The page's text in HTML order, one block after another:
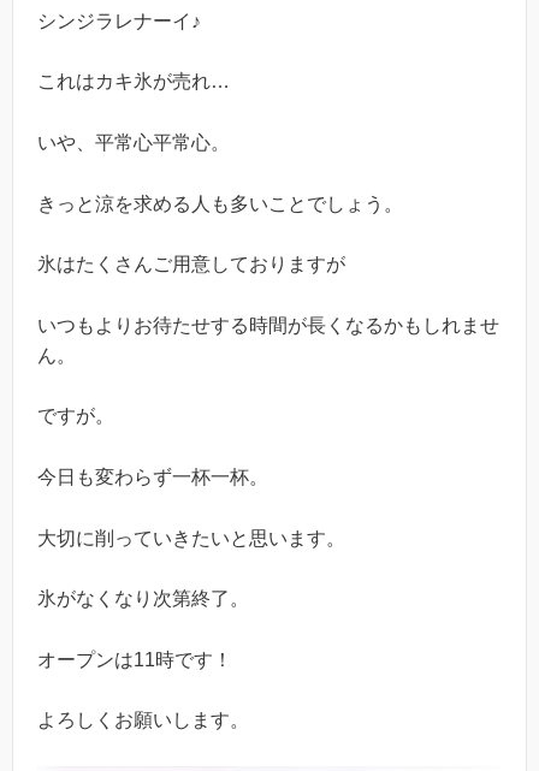
シンジラレナーイ♪
これはカキ氷が売れ…
いや、平常心平常心。
きっと涼を求める人も多いことでしょう。
氷はたくさんご用意しておりますが
いつもよりお待たせする時間が長くなるかもしれませ
ん。
ですが。
今日も変わらず一杯一杯。
大切に削っていきたいと思います。
氷がなくなり次第終了。
オープンは11時です！
よろしくお願いします。